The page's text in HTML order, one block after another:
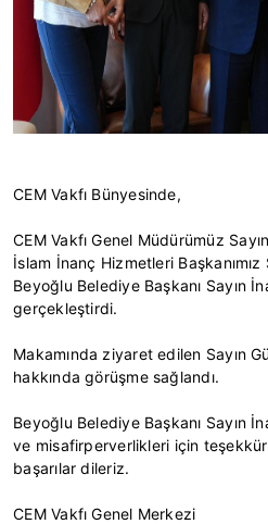
CEM Vakfı Bünyesinde,
CEM Vakfı Genel Müdürümüz
İslam İnanç Hizmetleri Başkanımız
Beyoğlu Belediye Başkanı Sayın
gerçekleştirdi.
Makamında ziyaret edilen Sayın
hakkında görüşme sağlandı.
Beyoğlu Belediye Başkanı Sayın
ve misafirperverlikleri için teşekkür
başarılar dileriz.
CEM Vakfı Genel Merkezi